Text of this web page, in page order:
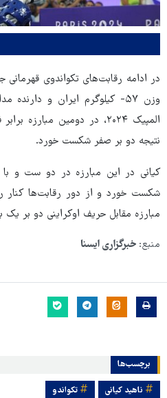
در ادامه رقابت‌های تکواندوی قهرمانی
المپیک ۲۰۲۴، در دومین مبارزه
نتیجه دو بر صفر شکست خورد.
کیانی در این مبارزه در دو ست و
شکست خورد و از دور رقابت‌ها
مبارزه مقابل حریف اوکراینی دو بر یک
منبع: خبرگزاری ایسنا
برچسب‌ها
ناهید کیانی تکواندو